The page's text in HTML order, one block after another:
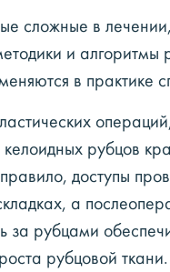
сложные в
и алгоритмы
в практике
келоидных рубцов
доступы
а
за рубцами
рубцовой ткани.